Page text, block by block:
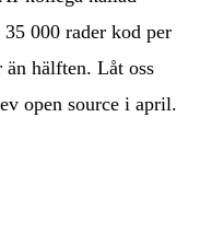
000 rader kod per
hälften. Låt oss
open source i april.